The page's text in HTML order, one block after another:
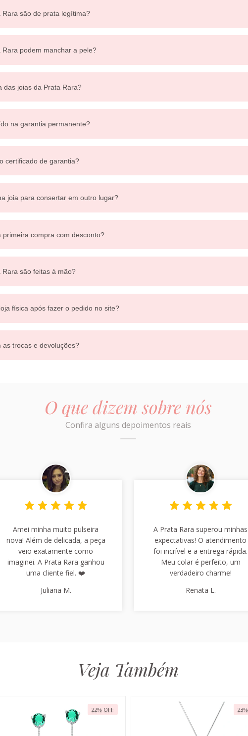
Rara são de prata legítima?
Rara podem manchar a pele?
das joias da Prata Rara?
na garantia permanente?
certificado de garantia?
joia para consertar em outro lugar?
primeira compra com desconto?
Rara são feitas à mão?
física após fazer o pedido no site?
as trocas e devoluções?
O que dizem sobre nós
Confira alguns depoimentos reais
Amei minha muito pulseira
nova! Além de delicada, a peça
veio exatamente como
imaginei. A Prata Rara ganhou
uma cliente fiel. ❤️
Juliana M.
A Prata Rara superou minhas
expectativas! O atendimento
foi incrível e a entrega rápida.
Meu colar é perfeito, um
verdadeiro charme!
Renata L.
Veja Também
22% OFF 23%